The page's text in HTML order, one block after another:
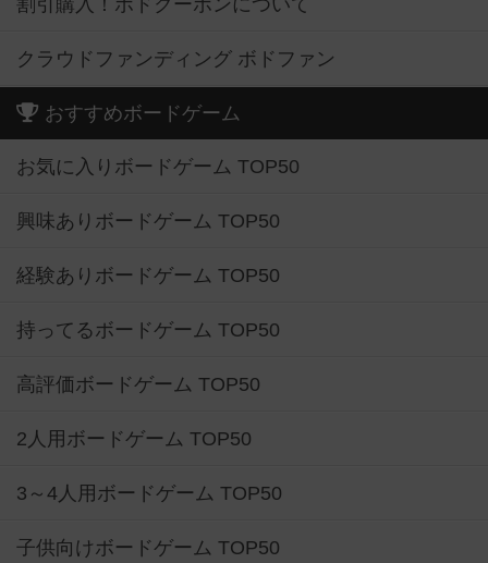
割引購入！ボドクーポンについて
クラウドファンディング ボドファン
おすすめボードゲーム
お気に入りボードゲーム TOP50
興味ありボードゲーム TOP50
経験ありボードゲーム TOP50
持ってるボードゲーム TOP50
高評価ボードゲーム TOP50
2人用ボードゲーム TOP50
3～4人用ボードゲーム TOP50
子供向けボードゲーム TOP50